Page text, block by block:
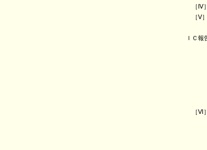
［Ⅳ］
［Ⅴ］
（１
ＩＣ報
湾岸
（２
（３
（４
被曝
（５
［Ⅵ］
（１
（２
ＮＲ